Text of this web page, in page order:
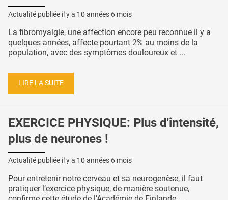
Actualité publiée il y a 10 années 6 mois
La fibromyalgie, une affection encore peu reconnue il y a
quelques années, affecte pourtant 2% au moins de la
population, avec des symptômes douloureux et ...
LIRE LA SUITE
EXERCICE PHYSIQUE: Plus d'intensité,
plus de neurones !
Actualité publiée il y a 10 années 6 mois
Pour entretenir notre cerveau et sa neurogenèse, il faut
pratiquer l’exercice physique, de manière soutenue,